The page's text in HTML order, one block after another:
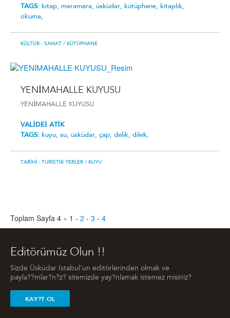
TAGS: kitap, maramara, üsküdar, kütüphane, kitaplık,
okuma,
KÜLTÜR - SANAT / KÜTÜPHANE
YENİMAHALLE KUYUSU
YENİMAHALLE KUYUSU
VALİDEİ ATİK
TAGS: kuyu, su, üsküdar, çap, delik, dilek,
TARIHI - TURISTIK YERLER / KUYU
Toplam Sayfa 4 » 1 - 2 - 3 - 4
Editörümüz Olun !!
Sizde Üsküdar Istabul'un editörlerinden olmak ve
payla??mlar?n?z? sitemizde yay?nlamak istemez misiniz?
KAY?T OL